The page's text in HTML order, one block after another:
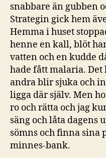
snabbare än gubben
Strategin gick hem
Hemma i huset
henne en kall, blöt
vatten och en kudde
hade fått malaria.
andra blir sjuka och
ligga där själv. Men
ro och rätta och jag
säng och låta dagens
sömns och finna sina
minnes-bank.